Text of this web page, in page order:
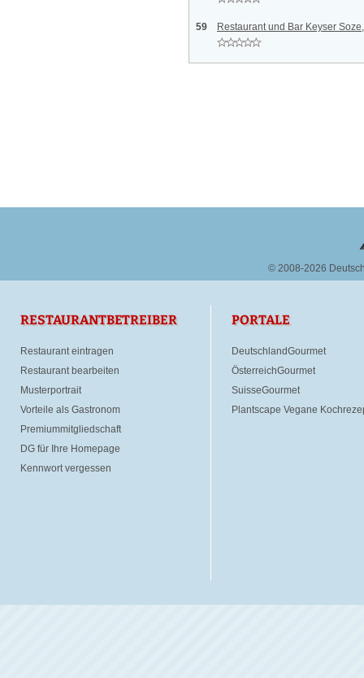
59 Restaurant und Bar Keyser
© 2008-2026
RESTAURANTBETREIBER
Restaurant eintragen
Restaurant bearbeiten
Musterportrait
Vorteile als Gastronom
Premiummitgliedschaft
DG für Ihre Homepage
Kennwort vergessen
PORTALE
DeutschlandGourmet
ÖsterreichGourmet
SuisseGourmet
Plantscape Vegane